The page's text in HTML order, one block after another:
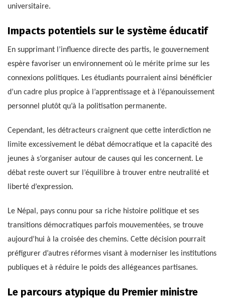
universitaire.
Impacts potentiels sur le système éducatif
En supprimant l’influence directe des partis, le gouvernement
espère favoriser un environnement où le mérite prime sur les
connexions politiques. Les étudiants pourraient ainsi bénéficier
d’un cadre plus propice à l’apprentissage et à l’épanouissement
personnel plutôt qu’à la politisation permanente.
Cependant, les détracteurs craignent que cette interdiction ne
limite excessivement le débat démocratique et la capacité des
jeunes à s’organiser autour de causes qui les concernent. Le
débat reste ouvert sur l’équilibre à trouver entre neutralité et
liberté d’expression.
Le Népal, pays connu pour sa riche histoire politique et ses
transitions démocratiques parfois mouvementées, se trouve
aujourd’hui à la croisée des chemins. Cette décision pourrait
préfigurer d’autres réformes visant à moderniser les institutions
publiques et à réduire le poids des allégeances partisanes.
Le parcours atypique du Premier ministre